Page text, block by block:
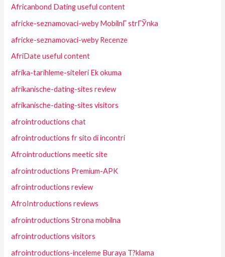
Africanbond Dating useful content
africke-seznamovaci-weby MobilnГ­ strГЎnka
africke-seznamovaci-weby Recenze
AfriDate useful content
afrika-tarihleme-siteleri Ek okuma
afrikanische-dating-sites review
afrikanische-dating-sites visitors
afrointroductions chat
afrointroductions fr sito di incontri
Afrointroductions meetic site
afrointroductions Premium-APK
afrointroductions review
AfroIntroductions reviews
afrointroductions Strona mobilna
afrointroductions visitors
afrointroductions-inceleme Buraya T?klama